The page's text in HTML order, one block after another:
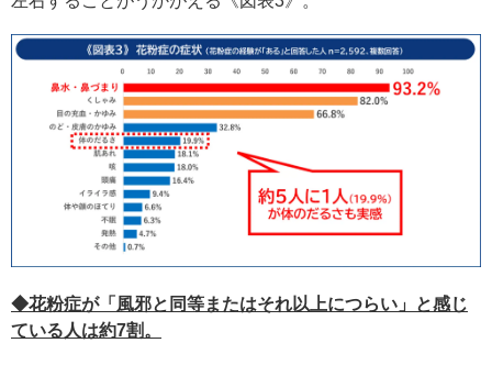
◆花粉症が「風邪と同等またはそれ以上につらい」と感じ
ている人は約7割。